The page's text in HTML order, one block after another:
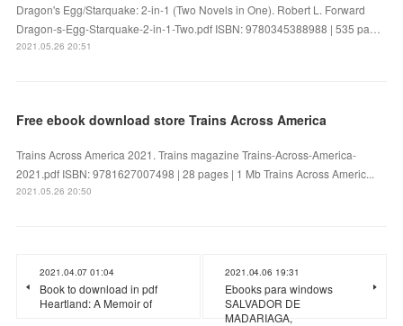
Dragon's Egg/Starquake: 2-in-1 (Two Novels in One). Robert L. Forward
Dragon-s-Egg-Starquake-2-in-1-Two.pdf ISBN: 9780345388988 | 535 pa…
2021.05.26 20:51
Free ebook download store Trains Across America
Trains Across America 2021. Trains magazine Trains-Across-America-
2021.pdf ISBN: 9781627007498 | 28 pages | 1 Mb Trains Across Americ...
2021.05.26 20:50
2021.04.07 01:04
Book to download in pdf
Heartland: A Memoir of
2021.04.06 19:31
Ebooks para windows
SALVADOR DE
MADARIAGA,